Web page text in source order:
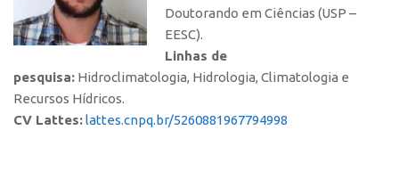
Doutorando em Ciências (USP –
EESC).
Linhas de
pesquisa: Hidroclimatologia, Hidrologia, Climatologia e
Recursos Hídricos.
CV Lattes:lattes.cnpq.br/5260881967794998